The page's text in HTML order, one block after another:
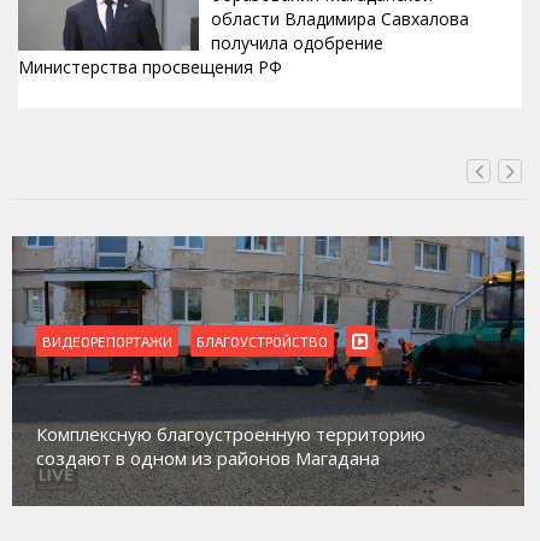
области Владимира Савхалова
получила одобрение
Министерства просвещения РФ
ВИДЕОРЕПОРТАЖИ
Магадан присоединился к пилотному проекту по
работе с несовершеннолетними из групп
социального риска «Переправа»